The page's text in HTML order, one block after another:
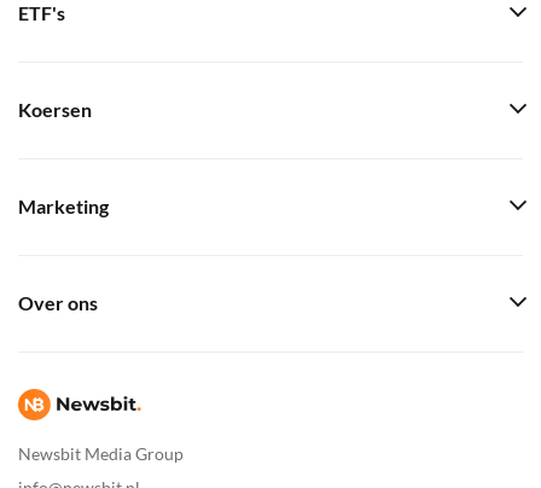
Newsbit Media Group
ETF's
Koersen
Marketing
Over ons